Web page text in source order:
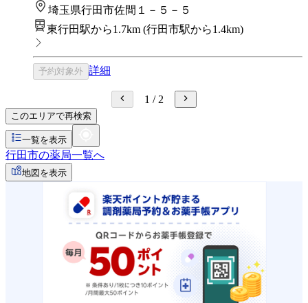
埼玉県行田市佐間１－５－５
東行田駅から1.7km (行田市駅から1.4km)
予約対象外 詳細
1 / 2
このエリアで再検索
一覧を表示
行田市の薬局一覧へ
地図を表示